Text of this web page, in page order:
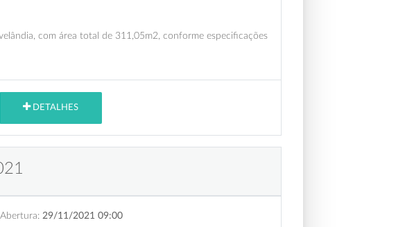
com área total de 311,05m2, conforme especificações
DETALHES
Abertura: 29/11/2021 09:00